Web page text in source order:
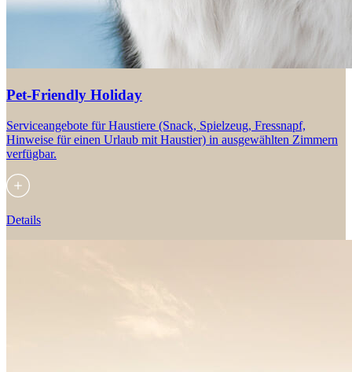
Pet-Friendly Holiday
Serviceangebote für Haustiere (Snack, Spielzeug, Fressnapf,
Hinweise für einen Urlaub mit Haustier) in ausgewählten Zimmern
verfügbar.
Details